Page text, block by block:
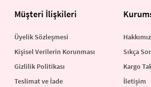
Müşteri İlişkileri
Üyelik Sözleşmesi
Kişisel Verilerin Korunması
Gizlilik Politikası
Teslimat ve İade
Sıkça
Kargo
İletişim